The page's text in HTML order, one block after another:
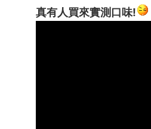
真有人買來實測口味!